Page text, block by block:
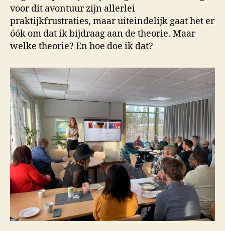
voor dit avontuur zijn allerlei
praktijkfrustraties, maar uiteindelijk gaat het er
óók om dat ik bijdraag aan de theorie. Maar
welke theorie? En hoe doe ik dat?